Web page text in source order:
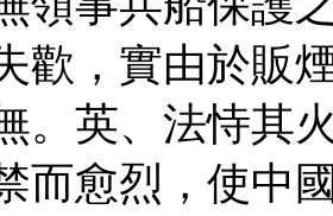
歡，實由於販
。英、法恃其
而愈烈，使中